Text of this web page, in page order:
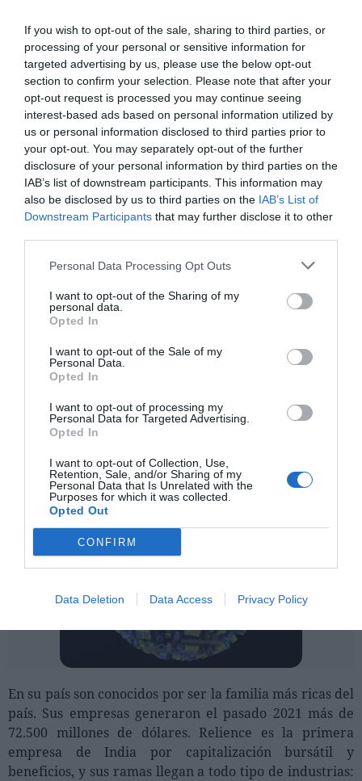
If you wish to opt-out of the sale, sharing to third parties, or
processing of your personal or sensitive information for
targeted advertising by us, please use the below opt-out
section to confirm your selection. Please note that after your
opt-out request is processed you may continue seeing
interest-based ads based on personal information utilized by
us or personal information disclosed to third parties prior to
your opt-out. You may separately opt-out of the further
disclosure of your personal information by third parties on the
IAB’s list of downstream participants. This information may
also be disclosed by us to third parties on the IAB’s List of
Downstream Participants that may further disclose it to other
Personal Data Processing Opt Outs
I want to opt-out of the Sharing of my
personal data.
Opted In
I want to opt-out of the Sale of my
Personal Data.
Opted In
I want to opt-out of processing my
Personal Data for Targeted Advertising.
Opted In
I want to opt-out of Collection, Use,
Retention, Sale, and/or Sharing of my
Personal Data that Is Unrelated with the
Purposes for which it was collected.
Opted Out
CONFIRM
Data Deletion Data Access Privacy Policy
¿Quién es Mukesh Ambani?
Mukesh Ambani es un hombre nacido en Adén, India,
en el 1957. Es un prestigioso empresario e ingeniero
de la India. Además, es el presidente, director general
y el mayor accionista de Reliance Industries, que es la
mayor compañía india del sector privado.
En su país son conocidos por ser la familia más ricas del
país. Sus empresas generaron el pasado 2021 más de
72.500 millones de dólares. Relience es la primera
empresa de India por capitalización bursátil y
beneficios, y sus ramas llegan a todo tipo de industrias: